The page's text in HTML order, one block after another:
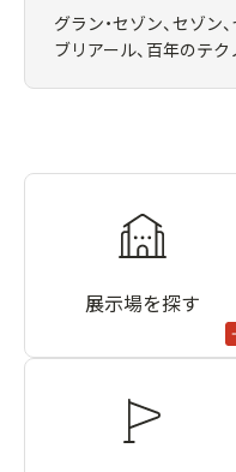
グラン・セゾン、セゾン
ブリアール、百年のテク
展示場を探す